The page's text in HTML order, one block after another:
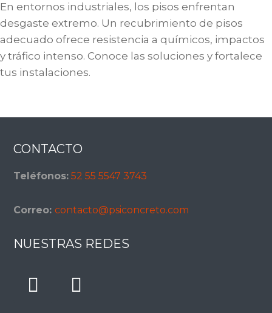
En entornos industriales, los pisos enfrentan
desgaste extremo. Un recubrimiento de pisos
adecuado ofrece resistencia a químicos, impactos
y tráfico intenso. Conoce las soluciones y fortalece
tus instalaciones.
Footer
CONTACTO
Teléfonos: 52 55 5547 3743
Correo: contacto@psiconcreto.com
NUESTRAS REDES